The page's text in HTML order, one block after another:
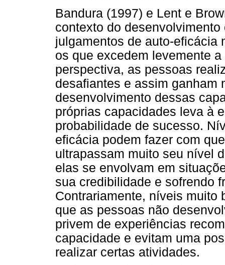
Bandura (1997) e Lent e
contexto do
julgamentos de auto-eficácia
os que excedem levemente
perspectiva, as pessoas
desafiantes e assim ganham
desenvolvimento dessas
próprias capacidades leva à
probabilidade de sucesso.
eficácia podem fazer com
ultrapassam muito seu nível
elas se envolvam em
sua credibilidade e sofrendo
Contrariamente, níveis muito
que as pessoas não
privem de experiências
capacidade e evitam uma
realizar certas atividades.